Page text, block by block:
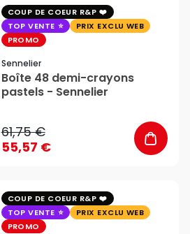
COUP DE COEUR R&P
TOP VENTE
PRIX EXCLU WEB
PROMO
Sennelier
Boîte 48 demi-crayons
pastels - Sennelier
61,75 €
55,57 €
COUP DE COEUR R&P
TOP VENTE
PRIX EXCLU WEB
PROMO